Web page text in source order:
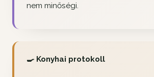
nem minőségi.
🍳 Konyhai protokoll